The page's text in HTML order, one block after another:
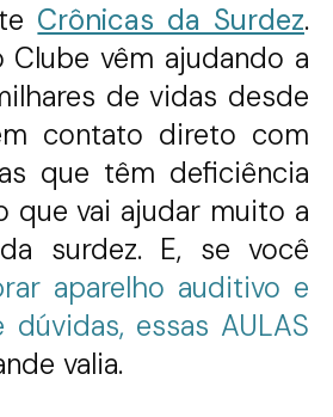
Crônicas da Surdez.
vêm ajudando a
de vidas desde
contato direto com
que têm deficiência
que vai ajudar muito a
surdez. E, se você
aparelho auditivo e
essas AULAS
valia.